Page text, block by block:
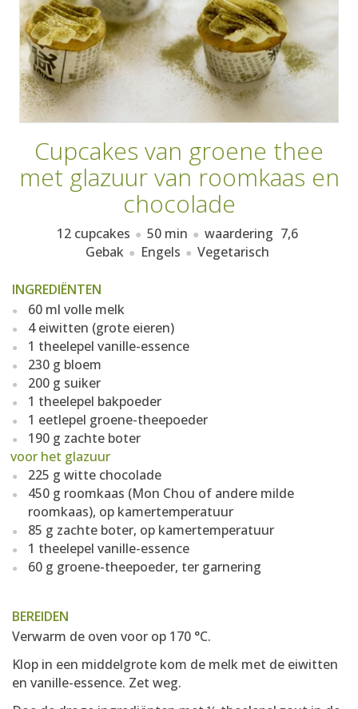
Cupcakes van groene thee
met glazuur van roomkaas en
chocolade
12 cupcakes 50 min waardering 7,6
Gebak
Engels Vegetarisch
INGREDIËNTEN
60 ml volle melk
4 eiwitten (grote eieren)
1 theelepel vanille-essence
230 g bloem
200 g suiker
1 theelepel bakpoeder
1 eetlepel groene-theepoeder
190 g zachte boter
voor het glazuur
225 g witte chocolade
450 g roomkaas (Mon Chou of andere milde
roomkaas), op kamertemperatuur
85 g zachte boter, op kamertemperatuur
1 theelepel vanille-essence
60 g groene-theepoeder, ter garnering
BEREIDEN
Verwarm de oven voor op 170 °C.
Klop in een middelgrote kom de melk met de eiwitten
en vanille-essence. Zet weg.